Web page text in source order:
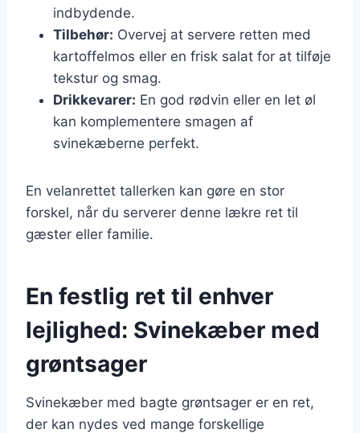
indbydende.
Tilbehør: Overvej at servere retten med
kartoffelmos eller en frisk salat for at tilføje
tekstur og smag.
Drikkevarer: En god rødvin eller en let øl
kan komplementere smagen af
svinekæberne perfekt.
En velanrettet tallerken kan gøre en stor
forskel, når du serverer denne lækre ret til
gæster eller familie.
En festlig ret til enhver
lejlighed: Svinekæber med
grøntsager
Svinekæber med bagte grøntsager er en ret,
der kan nydes ved mange forskellige